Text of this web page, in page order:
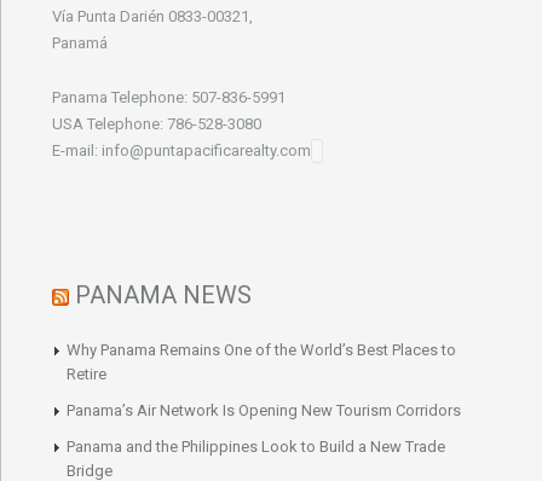
Vía Punta Darién 0833-00321,
Panamá
Panama Telephone: 507-836-5991
USA Telephone: 786-528-3080
E-mail: info@puntapacificarealty.com
PANAMA NEWS
Why Panama Remains One of the World’s Best Places to
Retire
Panama’s Air Network Is Opening New Tourism Corridors
Panama and the Philippines Look to Build a New Trade
Bridge